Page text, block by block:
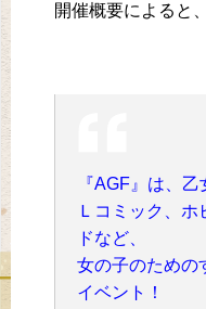
開催概要によると、
『AGF』は、
Ｌコミック、
ドなど、
女の子のための
イベント！